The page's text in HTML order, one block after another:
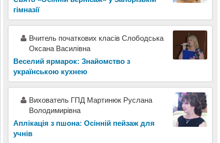
гімназії
Вчитель початкових класів Слободська
Оксана Василівна
Веселий ярмарок: Знайомство з
українською кухнею
Вихователь ГПД Мартинюк Руслана
Володимирівна
Аплікація з пшона: Осінній пейзаж для
учнів